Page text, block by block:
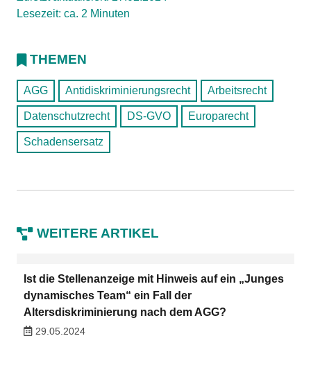
Lesezeit: ca. 2 Minuten
THEMEN
AGG Antidiskriminierungsrecht Arbeitsrecht
Datenschutzrecht DS-GVO Europarecht
Schadensersatz
WEITERE ARTIKEL
Ist die Stellenanzeige mit Hinweis auf ein „Junges
dynamisches Team“ ein Fall der
Altersdiskriminierung nach dem AGG?
29.05.2024